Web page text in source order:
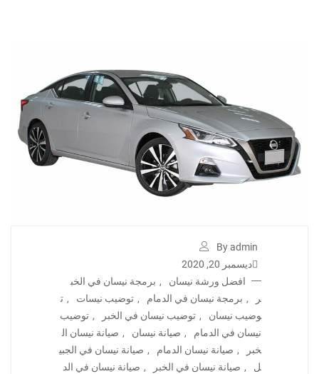
By admin
ديسمبر 20, 2020
افضل ورشة نيسان
, برمجة نيسان في الخب
ر
, برمجة نيسان في الدمام , توضيب نيسات , ت
وضيب نيسان
, توضيب نيسان في الخبر , توضيب
نيسان في الدمام
, صيانة نيسان , صيانة نيسان ال
خبر
, صيانة نيسان الدمام , صيانة نيسان في الجبي
ل
, صيانة نيسان في الخبر , صيانة نيسان في الد